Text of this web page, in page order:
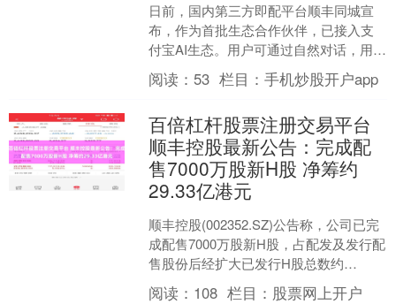
日前，国内第三方即配平台顺丰同城宣
布，作为首批生态合作伙伴，已接入支
付宝AI生态。用户可通过自然对话，用顺
丰同城服务完成下单，获得更灵活、轻
量化的同城急送服务体....
阅读： 53 栏目：手机炒股开户app
百倍杠杆股票注册交易平台
顺丰控股最新公告：完成配
售7000万股新H股 净筹约
29.33亿港元
顺丰控股(002352.SZ)公告称，公司已完
成配售7000万股新H股，占配发及发行配
售股份后经扩大已发行H股总数约
29.2%，配售价每股H股42.15港元。配....
阅读： 108 栏目： 股票网上开户